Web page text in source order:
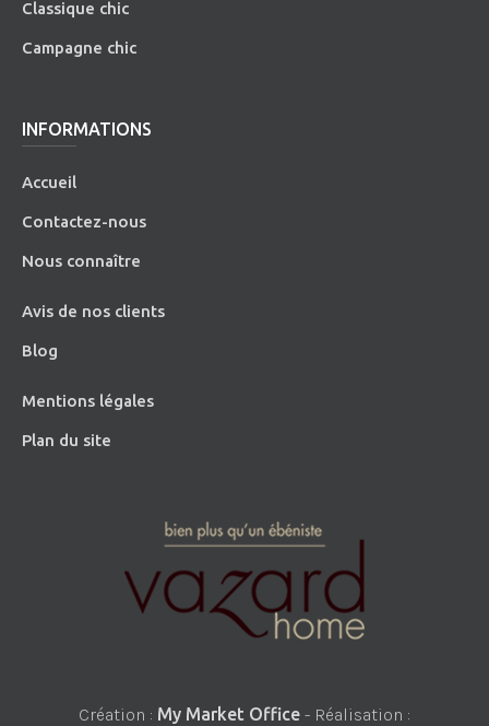
Classique chic
Campagne chic
INFORMATIONS
Accueil
Contactez-nous
Nous connaître
Avis de nos clients
Blog
Mentions légales
Plan du site
Création : My Market Office - Réalisation :